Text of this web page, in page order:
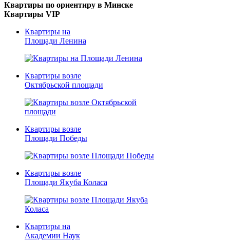
Квартиры по ориентиру в Минске
Квартиры VIP
Квартиры на
Площади Ленина
Квартиры возле
Октябрьской площади
Квартиры возле
Площади Победы
Квартиры возле
Площади Якуба Коласа
Квартиры на
Академии Наук